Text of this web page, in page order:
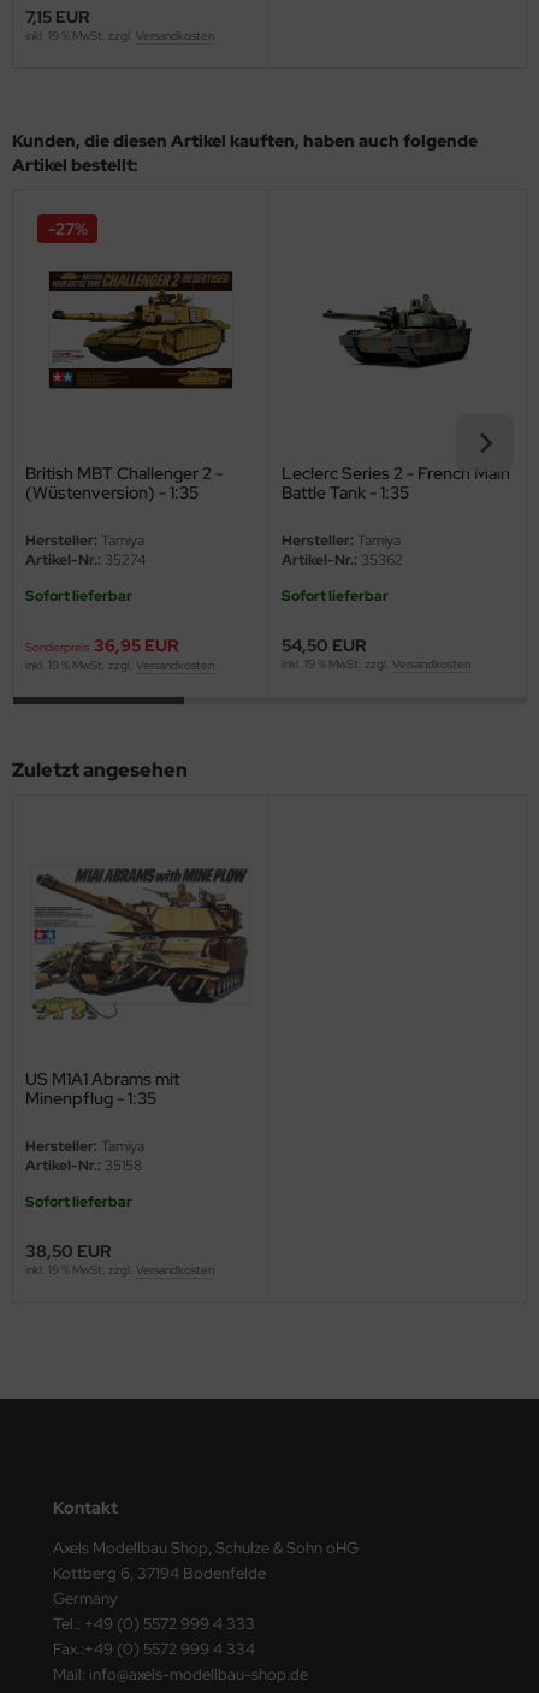
7,15 EUR
inkl. 19 % MwSt. zzgl. Versandkosten
Kunden, die diesen Artikel kauften, haben auch folgende
Artikel bestellt:
British MBT Challenger 2 -
(Wüstenversion) - 1:35
Hersteller: Tamiya
Artikel-Nr.: 35274
Sofort lieferbar
Sonderpreis 36,95 EUR
-27%
inkl. 19 % MwSt. zzgl. Versandkosten
Leclerc Series 2 - French Main
Battle Tank - 1:35
Hersteller: Tamiya
Artikel-Nr.: 35362
Sofort lieferbar
54,50 EUR
inkl. 19 % MwSt. zzgl. Versandkosten
Zuletzt angesehen
US M1A1 Abrams mit
Minenpflug - 1:35
Hersteller: Tamiya
Artikel-Nr.: 35158
Sofort lieferbar
38,50 EUR
inkl. 19 % MwSt. zzgl. Versandkosten
Kontakt
Axels Modellbau Shop, Schulze & Sohn oHG
Kottberg 6, 37194 Bodenfelde
Germany
Tel.: +49 (0) 5572 999 4 333
Fax.:+49 (0) 5572 999 4 334
Mail: info@axels-modellbau-shop.de
Model
Hawk Model
Box LTD
Tools
Model
Hobby
Models
Hobby / Gunze Sangyo
Hobby
Nunu
Field Model